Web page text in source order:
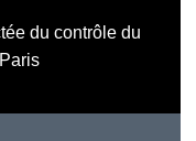
du contrôle du